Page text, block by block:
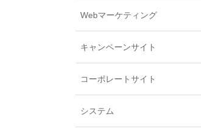
Webマーケティング
キャンペーンサイト
コーポレートサイト
システム